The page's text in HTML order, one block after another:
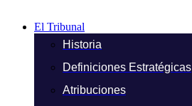
El Tribunal
Historia
Definiciones Estratégicas
Atribuciones